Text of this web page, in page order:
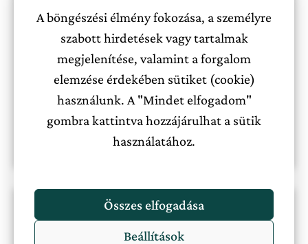
A böngészési élmény fokozása, a személyre
szabott hirdetések vagy tartalmak
megjelenítése, valamint a forgalom
elemzése érdekében sütiket (cookie)
használunk. A "Mindet elfogadom"
gombra kattintva hozzájárulhat a sütik
használatához.
Összes elfogadása
Beállítások
Dunakanyar
Nincs ellátás
2,4,6,8+
45000 Ft-tól
Megnézem a szállást